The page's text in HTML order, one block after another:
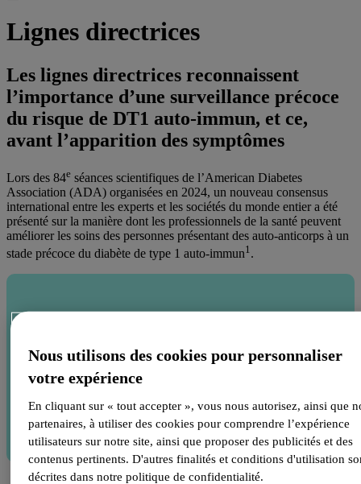
Lignes directrices
Les lignes directrices reconnaissent
l’importance d’une surveillance précoce
du risque de DT1 auto-immun, et ce,
avant l’apparition des symptômes
Lors des 84e séances scientifiques de l’American Diabetes
Association (ADA) organisées en 2024, un nouveau consensus
international entre les experts et les sociétés du monde entier a été
présenté sur la manière dont les professionnels de la santé peuvent
améliorer les soins des personnes présentant des auto-anticorps à un
stade précoce du diabète de type 1 auto-immun1.
Diabetes
Voir ici
Nous utilisons des cookies pour personnaliser
votre expérience
En cliquant sur « tout accepter », vous nous autorisez, ainsi que
partenaires, à utiliser des cookies pour comprendre l’expérience
utilisateurs sur notre site, ainsi que proposer des publicités et des
contenus pertinents. D'autres finalités et conditions d'utilisation
décrites dans notre politique de confidentialité.